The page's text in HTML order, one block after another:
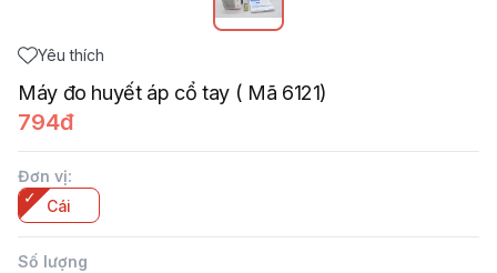
Yêu thích
Máy đo huyết áp cổ tay ( Mã 6121)
794đ
Đơn vị:
Cái
Số lượng